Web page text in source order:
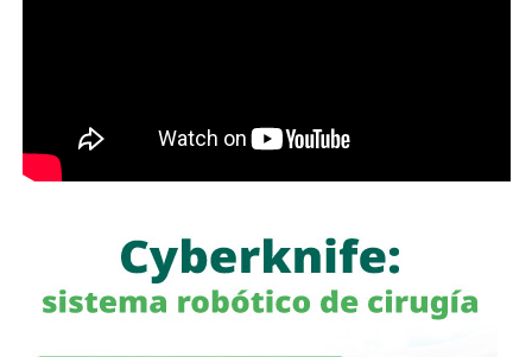
durante periodos relacionados con procesos familiares y
la transferencia de bienes a familiares o personas de
confianza que actúan como titulares aparentes.